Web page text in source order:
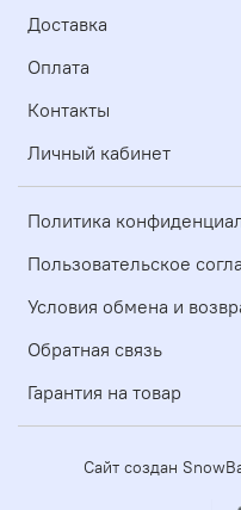
Доставка
Оплата
Контакты
Личный кабинет
Политика
Пользовательское
Условия обмена и
Обратная связь
Гарантия на товар
Сайт создан